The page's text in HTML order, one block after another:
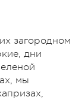
загородном
дни
мы